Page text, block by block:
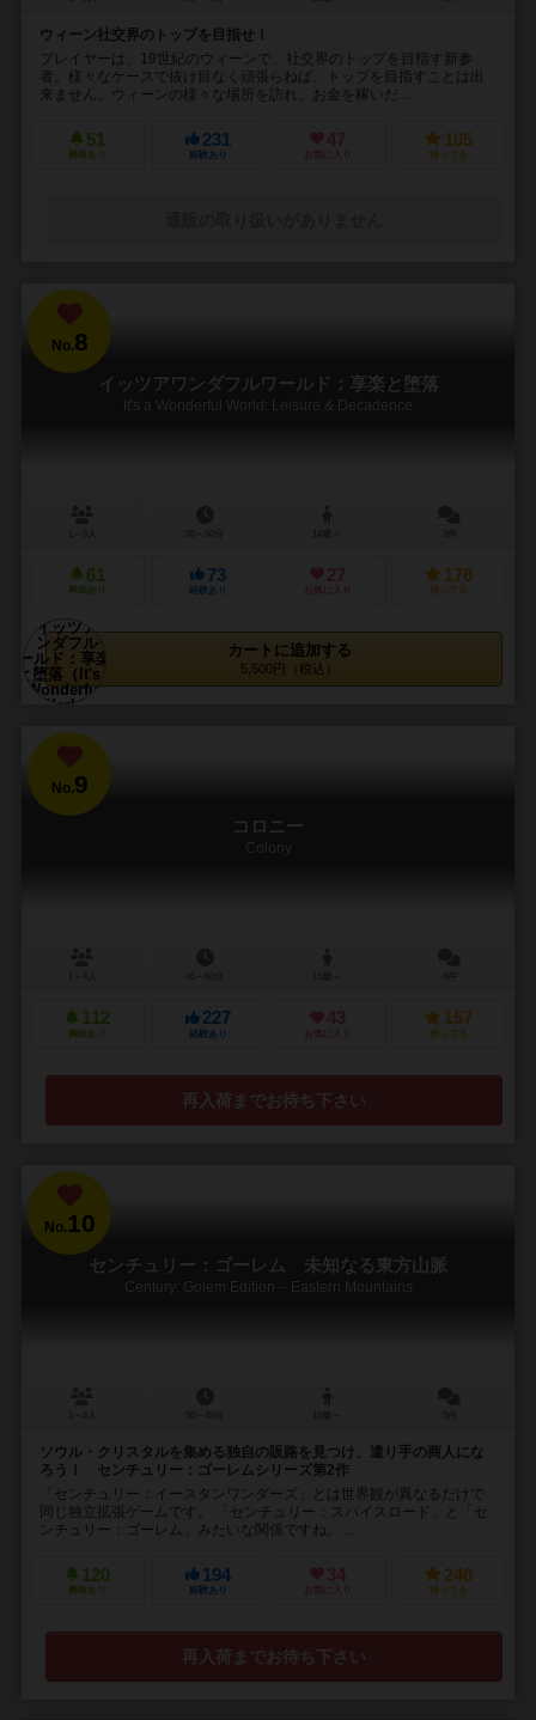
ウィーン社交界のトップを目指せ！
プレイヤーは、19世紀のウィーンで、社交界のトップを目指す新参
者。様々なケースで抜け目なく頑張らねば、トップを目指すことは出
来ません。ウィーンの様々な場所を訪れ、お金を稼いだ...
51
興味あり
231
経験あり
47
お気に入り
105
持ってる
No.8
イッツアワンダフルワールド：享楽と堕落
It's a Wonderful World: Leisure & Decadence
61
興味あり
73
経験あり
27
お気に入り
178
持ってる
カートに追加する
5,500円（税込）
No.9
コロニー
Colony
112
興味あり
227
経験あり
43
お気に入り
157
持ってる
再入荷までお待ち下さい
No. 10
センチュリー：ゴーレム 未知なる東方山脈
Century: Golem Edition – Eastern Mountains
ソウル・クリスタルを集める独自の販路を見つけ、遣り手の商人にな
ろう！ センチュリー：ゴーレムシリーズ第2作
「センチュリー：イースタンワンダーズ」とは世界観が異なるだけで
同じ独立拡張ゲームです。 「センチュリー：スパイスロード」と「セ
ンチュリー：ゴーレム」みたいな関係ですね。 ...
120
興味あり
194
経験あり
34
お気に入り
240
持ってる
再入荷までお待ち下さい